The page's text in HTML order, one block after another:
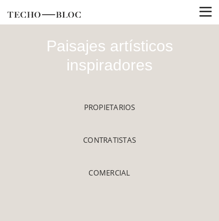
Paisajes artísticos
inspiradores
PROPIETARIOS
CONTRATISTAS
COMERCIAL